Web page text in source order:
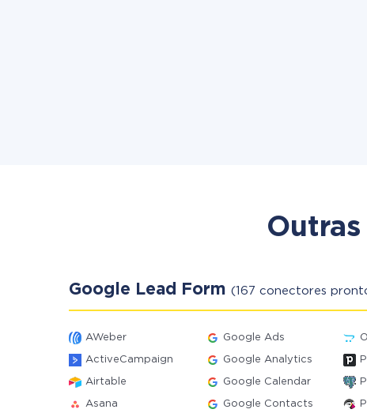
Google Lead Form (167 conectores
AWeber Google Ads
ActiveCampaign Google Analytics
Airtable Google Calendar
Asana Google Contacts